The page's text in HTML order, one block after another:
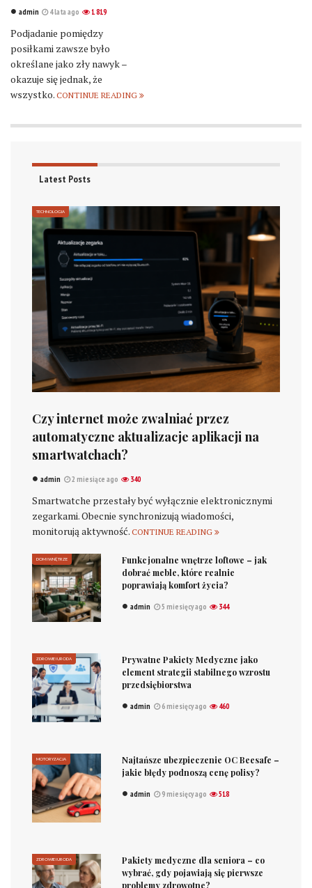
admin 4 lata ago 1 819
Podjadanie pomiędzy
posiłkami zawsze było
określane jako zły nawyk –
okazuje się jednak, że
wszystko. CONTINUE READING
Latest Posts
TECHNOLOGIA
Czy internet może zwalniać przez
automatyczne aktualizacje aplikacji na
smartwatchach?
admin 2 miesiące ago 340
Smartwatche przestały być wyłącznie elektronicznymi
zegarkami. Obecnie synchronizują wiadomości,
monitorują aktywność. CONTINUE READING
DOM I WNĘTRZE
Funkcjonalne wnętrze loftowe – jak
dobrać meble, które realnie
poprawiają komfort życia?
admin 5 miesięcy ago 344
ZDROWIE I URODA
Prywatne Pakiety Medyczne jako
element strategii stabilnego wzrostu
przedsiębiorstwa
admin 6 miesięcy ago 460
MOTORYZACJA
Najtańsze ubezpieczenie OC Beesafe –
jakie błędy podnoszą cenę polisy?
admin 9 miesięcy ago 518
ZDROWIE I URODA
Pakiety medyczne dla seniora – co
wybrać, gdy pojawiają się pierwsze
problemy zdrowotne?